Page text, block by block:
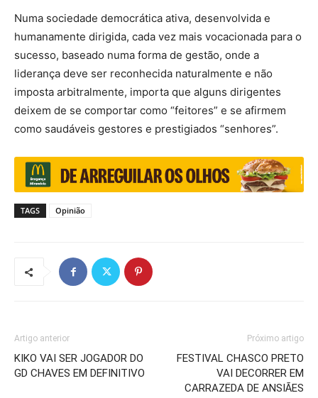
Numa sociedade democrática ativa, desenvolvida e
humanamente dirigida, cada vez mais vocacionada para o
sucesso, baseado numa forma de gestão, onde a
liderança deve ser reconhecida naturalmente e não
imposta arbitralmente, importa que alguns dirigentes
deixem de se comportar como “feitores” e se afirmem
como saudáveis gestores e prestigiados “senhores”.
TAGS Opinião
Artigo anterior
KIKO VAI SER JOGADOR DO
GD CHAVES EM DEFINITIVO
Próximo artigo
FESTIVAL CHASCO PRETO
VAI DECORRER EM
CARRAZEDA DE ANSIÃES